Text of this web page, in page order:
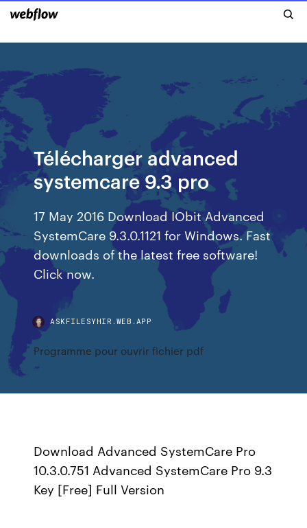
Télécharger advanced
systemcare 9.3 pro
17 May 2016 Download IObit Advanced
SystemCare 9.3.0.1121 for Windows. Fast
downloads of the latest free software!
Click now.
ASKFILESYHIR.WEB.APP
Programme pour ouvrir fichier pdf
Download Advanced SystemCare Pro
10.3.0.751 Advanced SystemCare Pro 9.3
Key [Free] Full Version